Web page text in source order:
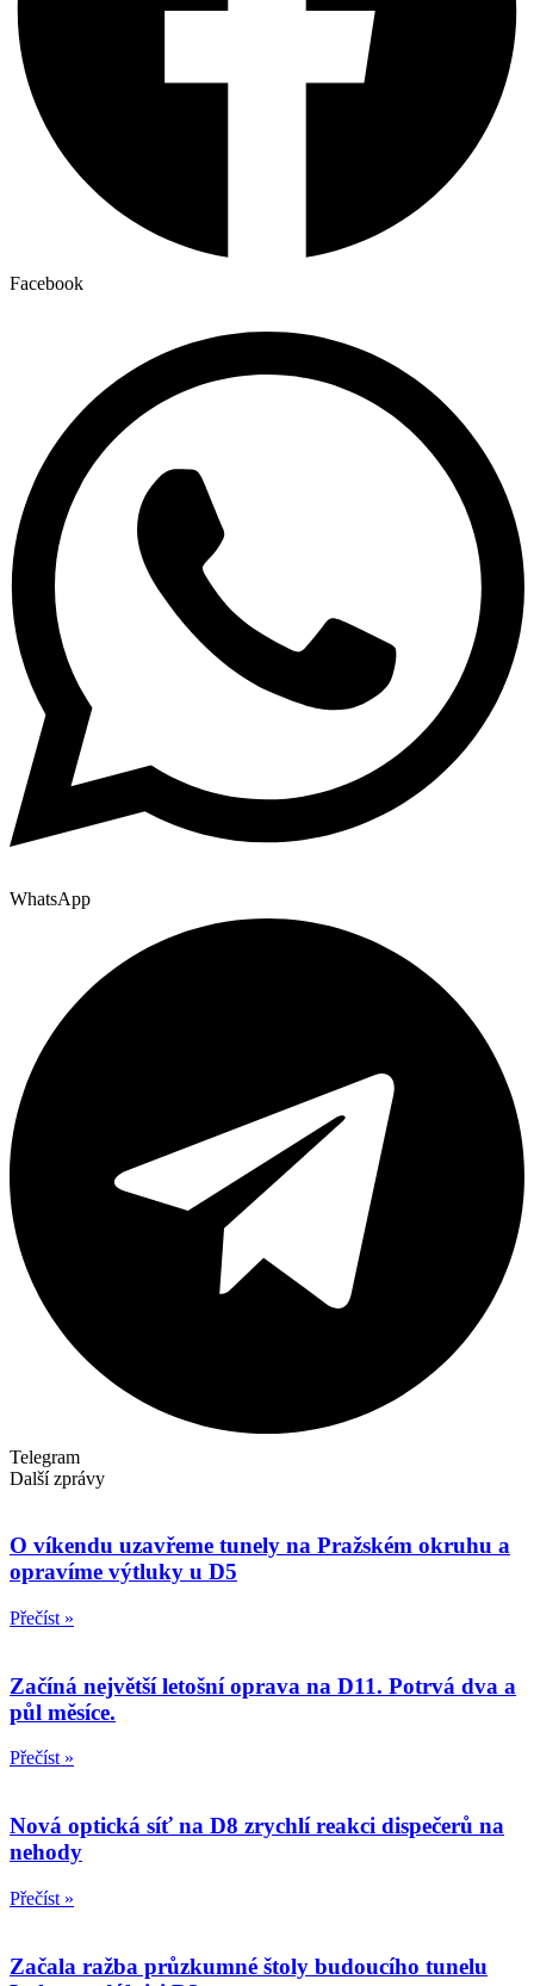
Facebook
WhatsApp
Telegram
Další zprávy
O víkendu uzavřeme tunely na Pražském okruhu a
opravíme výtluky u D5
Přečíst »
Začíná největší letošní oprava na D11. Potrvá dva a
půl měsíce.
Přečíst »
Nová optická síť na D8 zrychlí reakci dispečerů na
nehody
Přečíst »
Začala ražba průzkumné štoly budoucího tunelu